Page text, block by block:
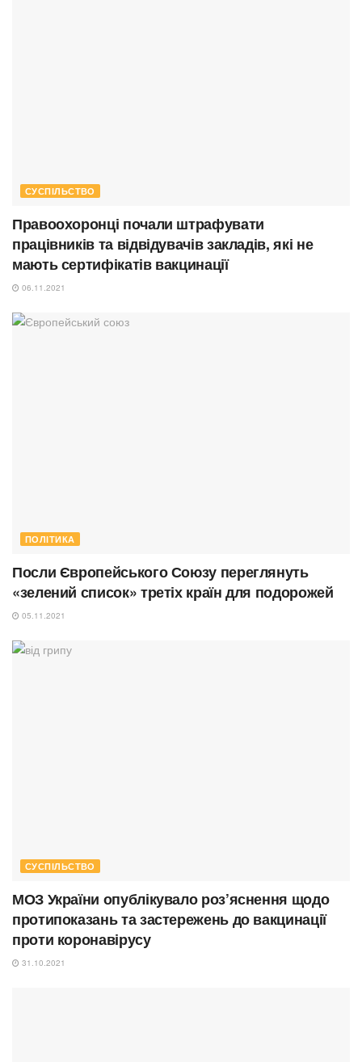
СУСПІЛЬСТВО
Правоохоронці почали штрафувати
працівників та відвідувачів закладів, які не
мають сертифікатів вакцинації
06.11.2021
ПОЛІТИКА
Посли Європейського Союзу переглянуть
«зелений список» третіх країн для подорожей
05.11.2021
СУСПІЛЬСТВО
МОЗ України опублікувало роз’яснення щодо
протипоказань та застережень до вакцинації
проти коронавірусу
31.10.2021